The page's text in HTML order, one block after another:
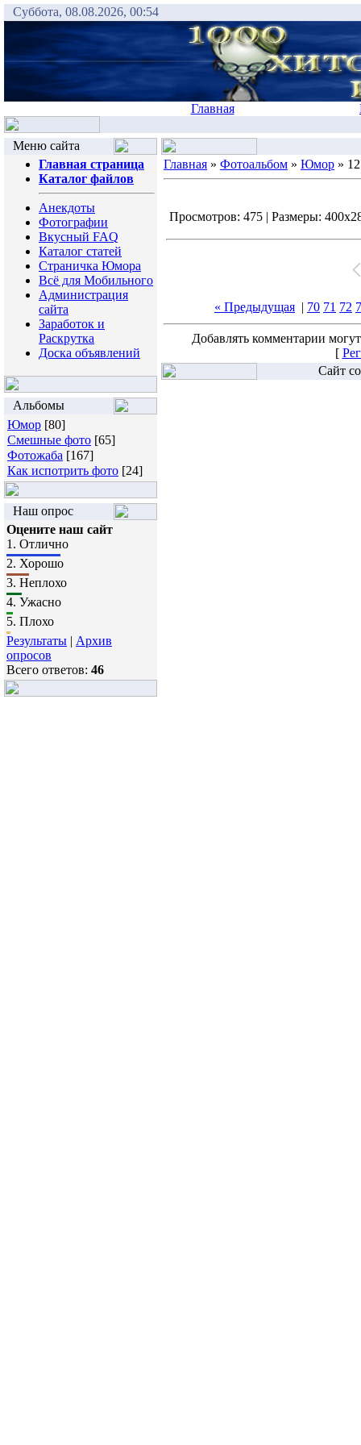
Суббота, 08.08.2026, 00:54
Главная
Меню сайта
Главная страница
Каталог файлов
Анекдоты
Фотографии
Вкусный FAQ
Каталог статей
Страничка Юмора
Всё для Мобильного
Администрация
сайта
Заработок и
Раскрутка
Доска объявлений
Альбомы
Юмор [80]
Смешные фото [65]
Фотожаба [167]
Как испотрить фото [24]
Наш опрос
Оцените наш сайт
1. Отлично
2. Хорошо
3. Неплохо
4. Ужасно
5. Плохо
Результаты | Архив
опросов
Всего ответов: 46
Главная » Фотоальбом » Юмор »
Просмотров: 475 | Размеры:
« Предыдущая | 70 71 72
Добавлять комментарии
[
Сайт